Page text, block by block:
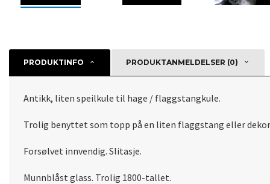
PRODUKTINFO PRODUKTANMELDELSER (0)
Antikk, liten speilkule til hage / flaggstangkule.
Trolig benyttet som topp på en liten flaggstang eller
Forsølvet innvendig. Slitasje.
Munnblåst glass. Trolig 1800-tallet.